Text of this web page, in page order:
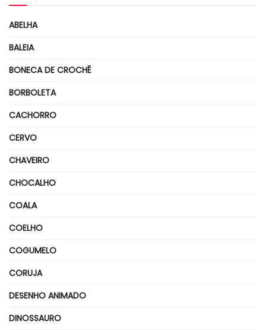
ABELHA
BALEIA
BONECA DE CROCHÊ
BORBOLETA
CACHORRO
CERVO
CHAVEIRO
CHOCALHO
COALA
COELHO
COGUMELO
CORUJA
DESENHO ANIMADO
DINOSSAURO